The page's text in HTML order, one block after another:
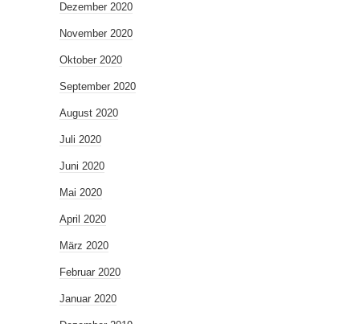
Dezember 2020
November 2020
Oktober 2020
September 2020
August 2020
Juli 2020
Juni 2020
Mai 2020
April 2020
März 2020
Februar 2020
Januar 2020